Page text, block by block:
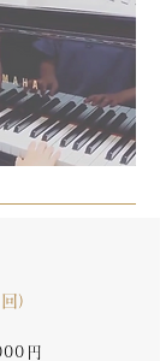
）
円